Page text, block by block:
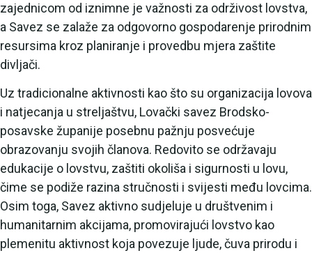
zajednicom od iznimne je važnosti za održivost lovstva,
a Savez se zalaže za odgovorno gospodarenje prirodnim
resursima kroz planiranje i provedbu mjera zaštite
divljači.
Uz tradicionalne aktivnosti kao što su organizacija lovova
i natjecanja u streljaštvu, Lovački savez Brodsko-
posavske županije posebnu pažnju posvećuje
obrazovanju svojih članova. Redovito se održavaju
edukacije o lovstvu, zaštiti okoliša i sigurnosti u lovu,
čime se podiže razina stručnosti i svijesti među lovcima.
Osim toga, Savez aktivno sudjeluje u društvenim i
humanitarnim akcijama, promovirajući lovstvo kao
plemenitu aktivnost koja povezuje ljude, čuva prirodu i